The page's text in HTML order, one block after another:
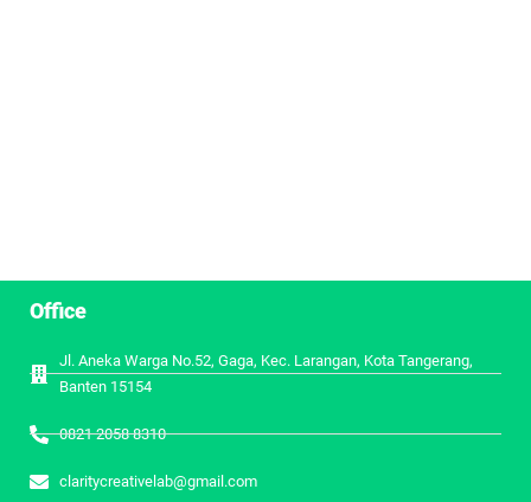
Office
Jl. Aneka Warga No.52, Gaga, Kec. Larangan, Kota Tangerang,
Banten 15154
0821 2058 8310
claritycreativelab@gmail.com